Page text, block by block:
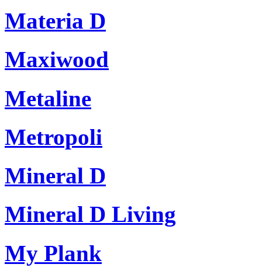
Materia D
Maxiwood
Metaline
Metropoli
Mineral D
Mineral D Living
My Plank